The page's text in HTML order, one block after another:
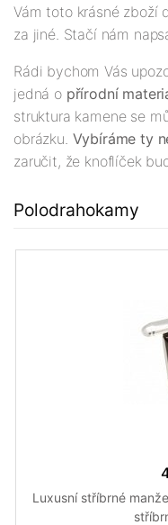
Vám toto krásné zboží
za jiné. Stačí nám
Rádi bychom Vás
jedná o přírodní
struktura kamene se
obrázku. Vybíráme ty
zaručit, že knoflíček
Polodrahokamy
Luxusní stříbrné